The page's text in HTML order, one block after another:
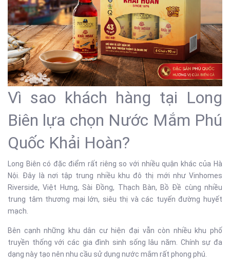
Vì sao khách hàng tại Long
Biên lựa chọn Nước Mắm Phú
Quốc Khải Hoàn?
Long Biên có đặc điểm rất riêng so với nhiều quận khác của Hà
Nội. Đây là nơi tập trung nhiều khu đô thị mới như Vinhomes
Riverside, Việt Hưng, Sài Đồng, Thạch Bàn, Bồ Đề cùng nhiều
trung tâm thương mại lớn, siêu thị và các tuyến đường huyết
mạch.
Bên cạnh những khu dân cư hiện đại vẫn còn nhiều khu phố
truyền thống với các gia đình sinh sống lâu năm. Chính sự đa
dạng này tạo nên nhu cầu sử dụng nước mắm rất phong phú.